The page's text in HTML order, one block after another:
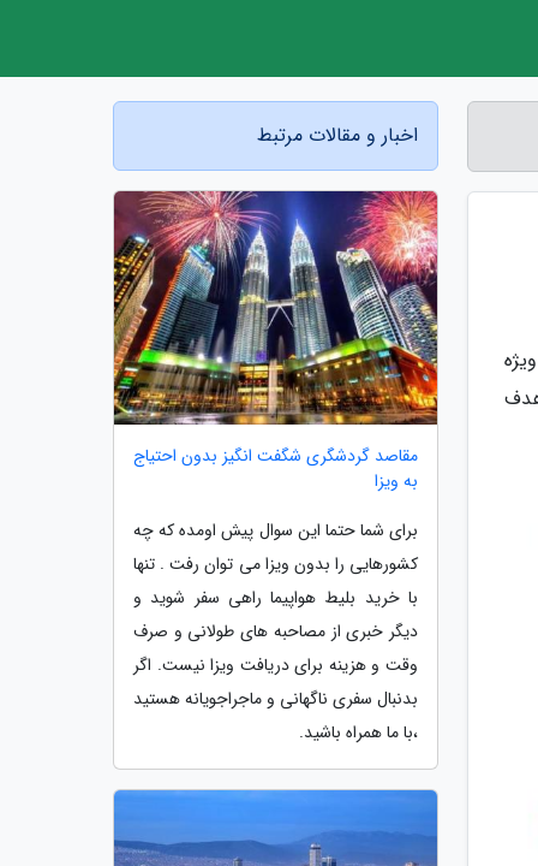
اخبار و مقالات مرتبط
مقاصد گردشگری شگفت انگیز بدون احتیاج
به ویزا
برای شما حتما این سوال پیش اومده که چه
کشورهایی را بدون ویزا می توان رفت . تنها
با خرید بلیط هواپیما راهی سفر شوید و
دیگر خبری از مصاحبه های طولانی و صرف
وقت و هزینه برای دریافت ویزا نیست. اگر
بدنبال سفری ناگهانی و ماجراجویانه هستید
،با ما همراه باشید.